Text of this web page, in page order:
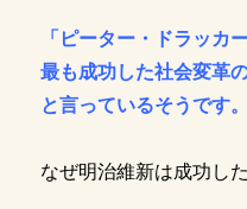
「ピーター・ドラッカ
最も成功した社会変革
と言っているそうです。
なぜ明治維新は成功し